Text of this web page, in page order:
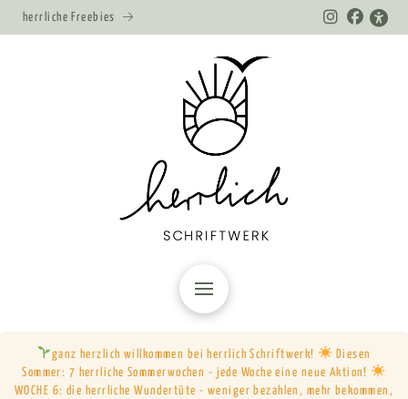
herrliche Freebies
ganz herzlich willkommen bei herrlich Schriftwerk!
Diesen
Sommer: 7 herrliche Sommerwochen - jede Woche eine neue Aktion!
WOCHE 6: die herrliche Wundertüte - weniger bezahlen, mehr bekommen,